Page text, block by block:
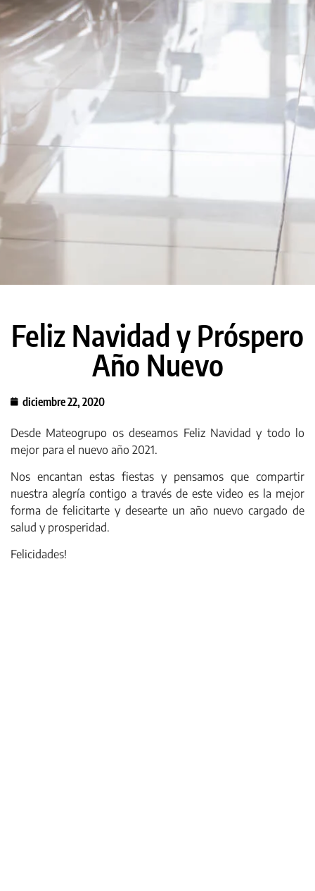
Feliz Navidad y Próspero
Año Nuevo
diciembre 22, 2020
Desde Mateogrupo os deseamos Feliz Navidad y todo lo
mejor para el nuevo año 2021.
Nos encantan estas fiestas y pensamos que compartir
nuestra alegría contigo a través de este video es la mejor
forma de felicitarte y desearte un año nuevo cargado de
salud y prosperidad.
Felicidades!